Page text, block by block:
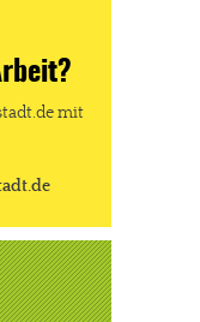
mit